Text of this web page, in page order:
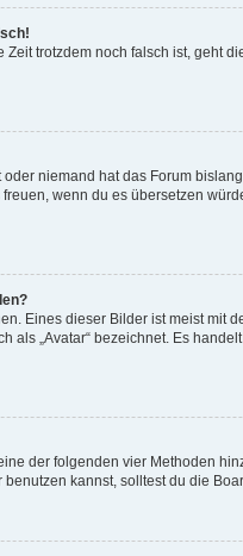
trotzdem noch falsch ist, geht
niemand hat das Forum
wenn du es übersetzen
Eines dieser Bilder ist meist
als „Avatar“ bezeichnet. Es
der folgenden vier Methoden
kannst, solltest du die